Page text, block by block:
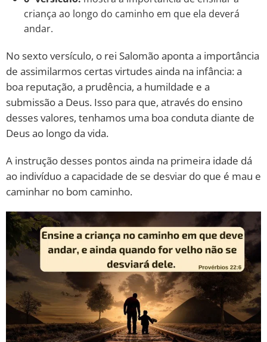
criança ao longo do caminho em que ela deverá
andar.
No sexto versículo, o rei Salomão aponta a importância
de assimilarmos certas virtudes ainda na infância: a
boa reputação, a prudência, a humildade e a
submissão a Deus. Isso para que, através do ensino
desses valores, tenhamos uma boa conduta diante de
Deus ao longo da vida.
A instrução desses pontos ainda na primeira idade dá
ao indivíduo a capacidade de se desviar do que é mau e
caminhar no bom caminho.